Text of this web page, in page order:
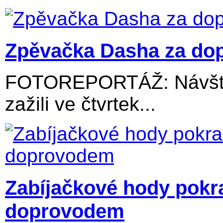
Zpěvačka Dasha za
FOTOREPORTÁŽ:
zažili ve čtvrtek...
Zabíjačkové hody
doprovodem